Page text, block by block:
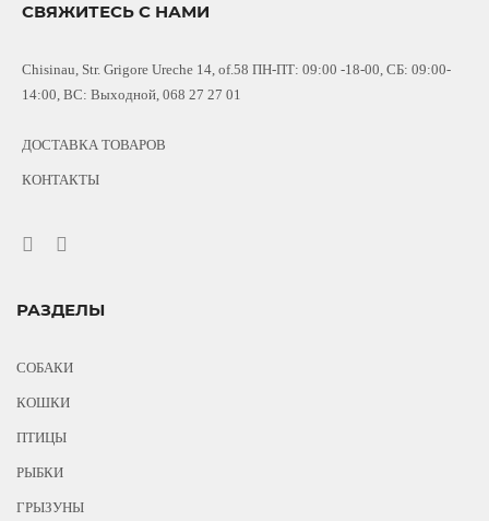
СВЯЖИТЕСЬ С НАМИ
Chisinau, Str. Grigore Ureche 14, of.58 ПН-ПТ: 09:00 -18-00, СБ: 09:00-
14:00, ВС: Выходной, 068 27 27 01
ДОСТАВКА ТОВАРОВ
КОНТАКТЫ
РАЗДЕЛЫ
СОБАКИ
КОШКИ
ПТИЦЫ
РЫБКИ
ГРЫЗУНЫ